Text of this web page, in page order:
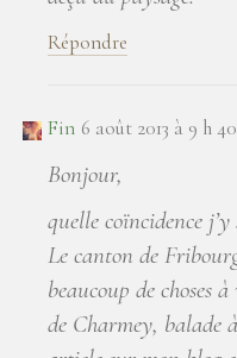
Répondre
Fin 6 août 2013 à 9 h
Bonjour,
quelle coïncidence
Le canton de
beaucoup de choses
de Charmey, balade